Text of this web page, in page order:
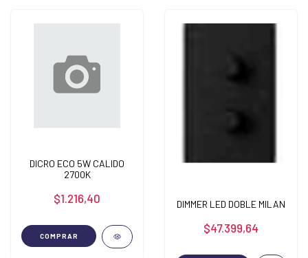
DICRO ECO 5W CALIDO
2700K
$1.216,40
COMPRAR
DIMMER LED DOBLE MILAN
$47.399,64